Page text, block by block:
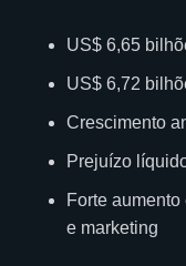
US$ 6,65
US$ 6,72
Crescimento
Prejuízo
Forte
e marketing